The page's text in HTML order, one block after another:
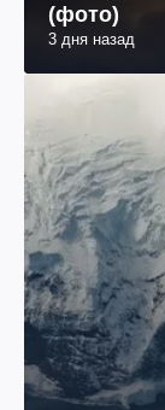
(фото)
3 дня назад